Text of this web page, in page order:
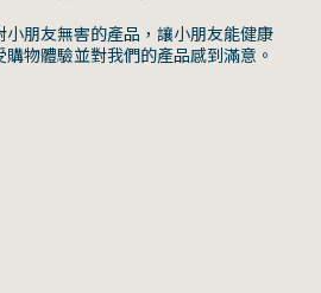
朋友無害的產品，讓小朋友能健康
物體驗並對我們的產品感到滿意。